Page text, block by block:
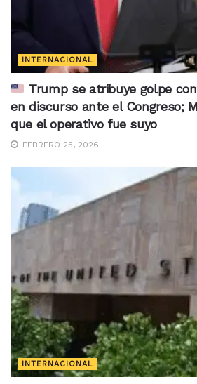
INTERNACIONAL
Trump se atribuye golpe
en discurso ante el Congreso;
que el operativo fue suyo
FEBRERO 25, 2026
INTERNACIONAL